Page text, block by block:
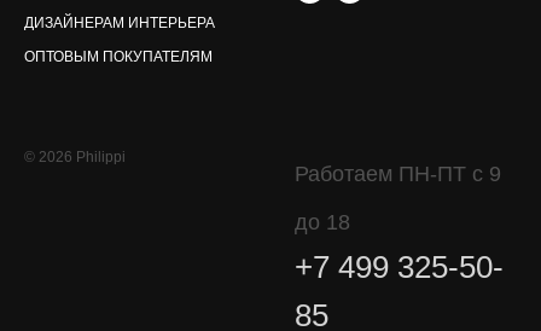
ДИЗАЙНЕРАМ ИНТЕРЬЕРА
ОПТОВЫМ ПОКУПАТЕЛЯМ
© 2026 Philippi
Работаем ПН-ПТ с 9
до 18
+7 499 325-50-
85